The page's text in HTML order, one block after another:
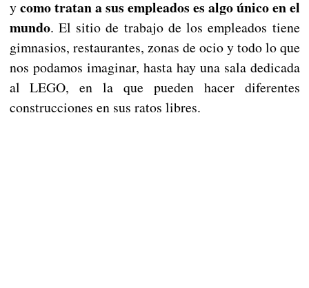
ycomo tratan a sus empleados es algo único en el
mundo. El sitio de trabajo de los empleados tiene
gimnasios, restaurantes, zonas de ocio y todo lo que
nos podamos imaginar, hasta hay una sala dedicada
al LEGO, en la que pueden hacer diferentes
construcciones en sus ratos libres.